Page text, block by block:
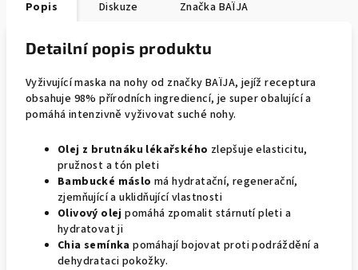
Popis Diskuze Značka BAÏJA
Detailní popis produktu
Vyživující maska na nohy od značky BAÏJA, jejíž receptura
obsahuje 98% přírodních ingrediencí, je super obalující a
pomáhá intenzivně vyživovat suché nohy.
Olej z brutnáku lékařského zlepšuje elasticitu,
pružnost a tón pleti
Bambucké máslo má hydratační, regenerační,
zjemňující a uklidňující vlastnosti
Olivový olej pomáhá zpomalit stárnutí pleti a
hydratovat ji
Chia semínka pomáhají bojovat proti podráždění a
dehydrataci pokožky.